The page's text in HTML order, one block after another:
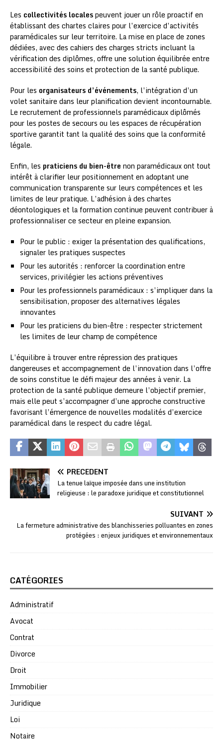
Les collectivités localespeuvent jouer un rôle proactif en
établissant des chartes claires pour l’exercice d’activités
paramédicales sur leur territoire. La mise en place de zones
dédiées, avec des cahiers des charges stricts incluant la
vérification des diplômes, offre une solution équilibrée entre
accessibilité des soins et protection de la santé publique.
Pour les organisateurs d’événements, l’intégration d’un
volet sanitaire dans leur planification devient incontournable.
Le recrutement de professionnels paramédicaux diplômés
pour les postes de secours ou les espaces de récupération
sportive garantit tant la qualité des soins que la conformité
légale.
Enfin, les praticiens du bien-être non paramédicaux ont tout
intérêt à clarifier leur positionnement en adoptant une
communication transparente sur leurs compétences et les
limites de leur pratique. L’adhésion à des chartes
déontologiques et la formation continue peuvent contribuer à
professionnaliser ce secteur en pleine expansion.
Pour le public : exiger la présentation des qualifications,
signaler les pratiques suspectes
Pour les autorités : renforcer la coordination entre
services, privilégier les actions préventives
Pour les professionnels paramédicaux : s’impliquer dans la
sensibilisation, proposer des alternatives légales
innovantes
Pour les praticiens du bien-être : respecter strictement
les limites de leur champ de compétence
L’équilibre à trouver entre répression des pratiques
dangereuses et accompagnement de l’innovation dans l’offre
de soins constitue le défi majeur des années à venir. La
protection de la santé publique demeure l’objectif premier,
mais elle peut s’accompagner d’une approche constructive
favorisant l’émergence de nouvelles modalités d’exercice
paramédical dans le respect du cadre légal.
PRÉCÉDENT
La tenue laïque imposée dans une institution
religieuse : le paradoxe juridique et constitutionnel
SUIVANT
La fermeture administrative des blanchisseries polluantes en zones
protégées : enjeux juridiques et environnementaux
CATÉGORIES
Administratif
Avocat
Contrat
Divorce
Droit
Immobilier
Juridique
Loi
Notaire